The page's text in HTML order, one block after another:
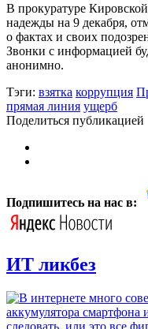
В прокуратуре
надежды на 9 декабря,
о фактах и своих
Звонки с информацией
анонимно.
Тэги: взятка коррупция
прямая линия ущерб
Поделиться публикацией
Подпишитесь на нас в:
ИТ ликбез